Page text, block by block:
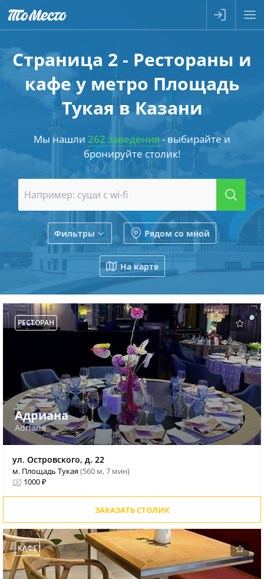
Страница 2 - Рестораны и
кафе у метро Площадь
Тукая в Казани
Мы нашли 262 заведения - выбирайте и
бронируйте столик!
Фильтры Рядом со мной
На карте
РЕСТОРАН
Адриана
Adriana
ул. Островского, д. 22
м. Площадь Тукая(560 м, 7 мин)
1000 ₽
ЗАКАЗАТЬ СТОЛИК
КАФЕ